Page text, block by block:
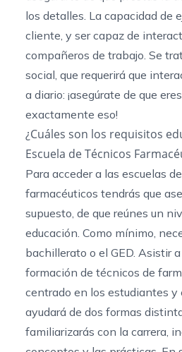
los detalles. La capacidad de
cliente, y ser capaz de
compañeros de trabajo. Se
social, que requerirá que
a diario: ¡asegúrate de que
exactamente eso!
¿Cuáles son los requisitos
Escuela de Técnicos
Para acceder a las escuelas
farmacéuticos tendrás que
supuesto, de que reúnes un
educación. Como mínimo,
bachillerato o el GED. Asistir
formación de técnicos de
centrado en los estudiantes y
ayudará de dos formas
familiarizarás con la carrera,